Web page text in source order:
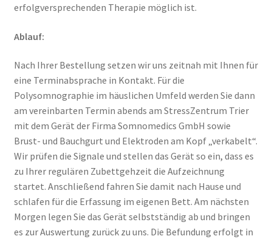
erfolgversprechenden Therapie möglich ist.
Ablauf:
Nach Ihrer Bestellung setzen wir uns zeitnah mit Ihnen für
eine Terminabsprache in Kontakt. Für die
Polysomnographie im häuslichen Umfeld werden Sie dann
am vereinbarten Termin abends am StressZentrum Trier
mit dem Gerät der Firma Somnomedics GmbH sowie
Brust- und Bauchgurt und Elektroden am Kopf „verkabelt“.
Wir prüfen die Signale und stellen das Gerät so ein, dass es
zu Ihrer regulären Zubettgehzeit die Aufzeichnung
startet. Anschließend fahren Sie damit nach Hause und
schlafen für die Erfassung im eigenen Bett. Am nächsten
Morgen legen Sie das Gerät selbstständig ab und bringen
es zur Auswertung zurück zu uns. Die Befundung erfolgt in